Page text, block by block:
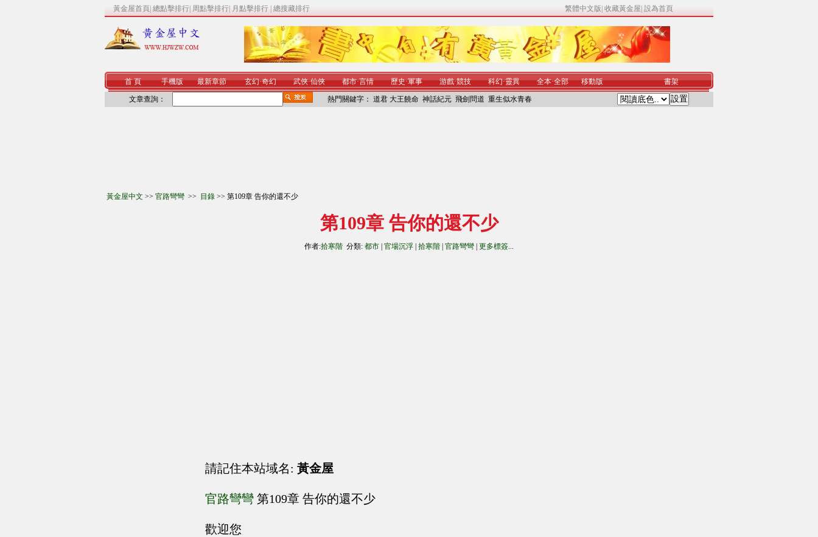
黃金屋首頁 總點擊排行 周點擊排行 月點擊排行 總搜藏排行 繁體中文版 收藏黃金屋 設為首頁
首 頁 手機版 最新章節 玄幻·奇幻 武俠·仙俠 都市·言情 歷史·軍事 游戲·競技 科幻·靈異 全本·全部 移動版 書架
文章查詢： 熱門關鍵字： 道君 大王饒命 神話紀元 飛劍問道 重生似水青春
黃金屋中文 >> 官路彎彎 >> 目錄 >> 第109章 告你的還不少
第109章 告你的還不少
作者:拾寒階 分類: 都市 官場沉浮 拾寒階 官路彎彎 更多標簽...
請記住本站域名: 黃金屋
官路彎彎 第109章 告你的還不少
歡迎您